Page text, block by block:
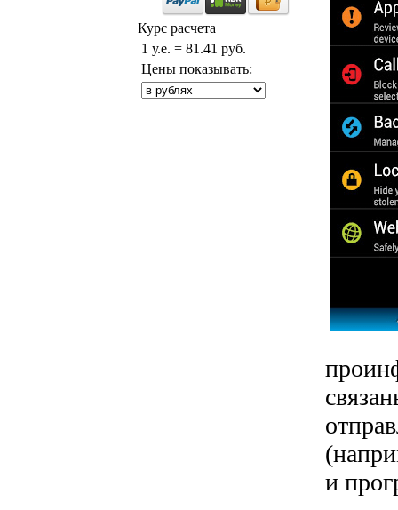
Курс расчета
1 у.е. = 81.41 руб.
Цены показывать:
и